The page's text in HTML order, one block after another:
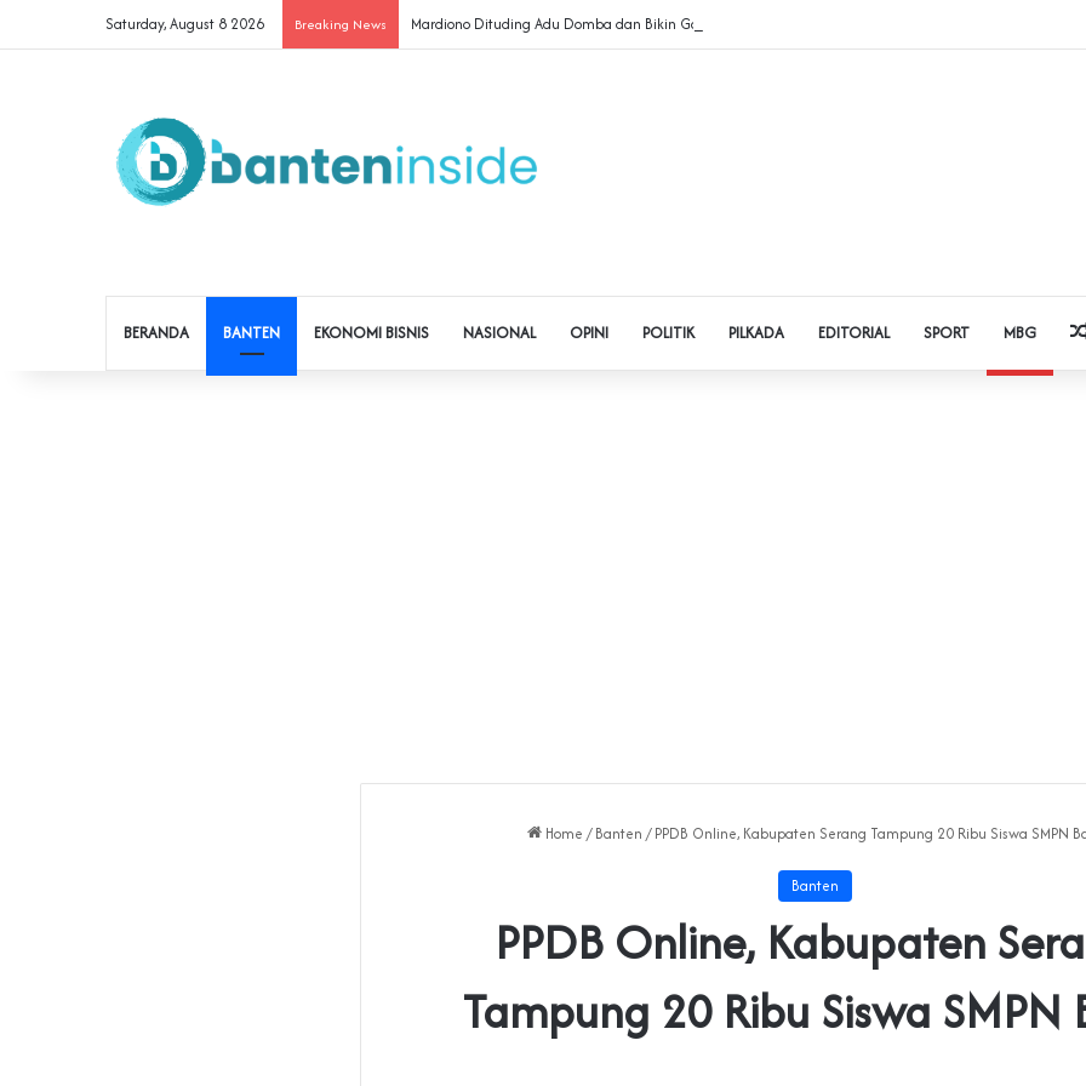
Saturday, August 8 2026 Breaking News ‎Mardiono Dituding Adu Domba dan Bikin Gaduh Kader PPP di Banten
BERANDA BANTEN EKONOMI BISNIS NASIONAL OPINI POLITIK PILKADA EDITORIAL SPORT MBG
Home / Banten / PPDB Online, Kabupaten Serang Tampung 20 Ribu Siswa SMPN
Banten
PPDB Online, Kabupaten
Tampung 20 Ribu Siswa SMPN